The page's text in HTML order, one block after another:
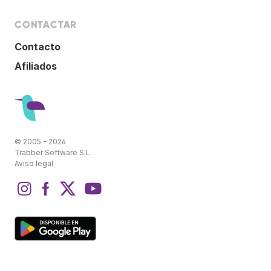
CONTACTAR
Contacto
Afiliados
© 2005 - 2026
Trabber Software S.L.
Aviso legal